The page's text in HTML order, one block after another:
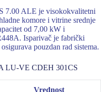
7.00 ALE je visokokvalitetni
komore i vitrine srednje
od 7,00 kW i
Isparivač je fabrički
pouzdan rad sistema.
LU-VE CDEH 301CS
Vrednost